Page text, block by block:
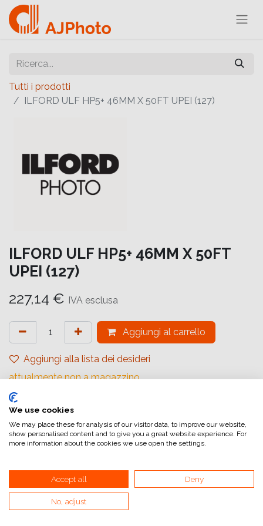
Tutti i prodotti
ILFORD ULF HP5+ 46MM X 50FT UPEI (127)
ILFORD ULF HP5+ 46MM X 50FT
UPEI (127)
227,14 € IVA esclusa
Aggiungi al carrello
Aggiungi alla lista dei desideri
attualmente non a magazzino
Riferimento interno:
Collegamenti utili
Home
We use cookies
We may place these for analysis of our visitor data, to improve our website,
show personalised content and to give you a great website experience. For
more information about the cookies we use open the settings.
Accept all Deny
No, adjust